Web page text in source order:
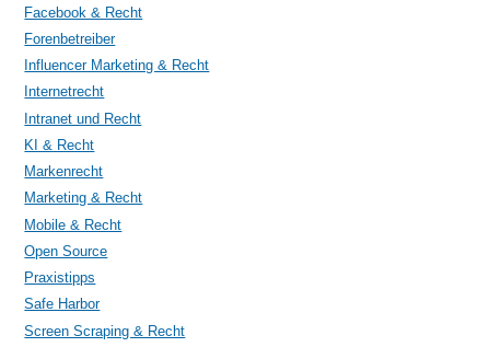
Facebook & Recht
Forenbetreiber
Influencer Marketing & Recht
Internetrecht
Intranet und Recht
KI & Recht
Markenrecht
Marketing & Recht
Mobile & Recht
Open Source
Praxistipps
Safe Harbor
Screen Scraping & Recht